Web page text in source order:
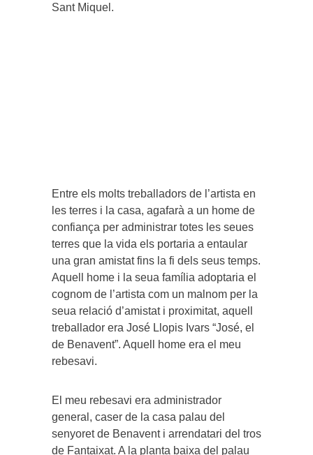
Sant Miquel.
Entre els molts treballadors de l’artista en
les terres i la casa, agafarà a un home de
confiança per administrar totes les seues
terres que la vida els portaria a entaular
una gran amistat fins la fi dels seus temps.
Aquell home i la seua família adoptaria el
cognom de l’artista com un malnom per la
seua relació d’amistat i proximitat, aquell
treballador era José Llopis Ivars “José, el
de Benavent”. Aquell home era el meu
rebesavi.
El meu rebesavi era administrador
general, caser de la casa palau del
senyoret de Benavent i arrendatari del tros
de Fantaixat. A la planta baixa del palau